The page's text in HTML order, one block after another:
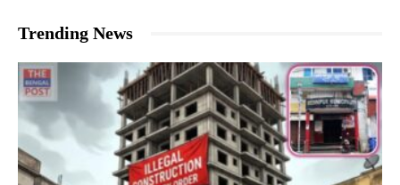
Trending News